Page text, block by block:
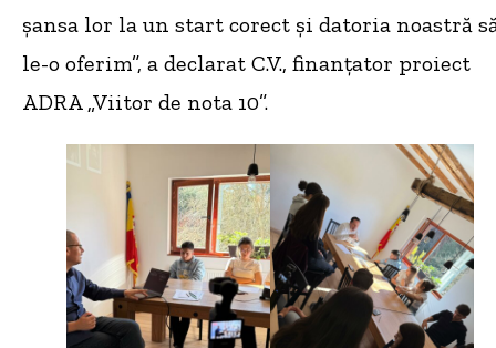
șansa lor la un start corect și datoria noastră
le-o oferim”, a declarat C.V., finanțator proiect
ADRA „Viitor de nota 10”.